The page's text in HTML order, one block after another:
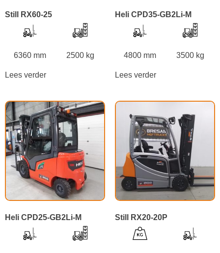
Still RX60-25
6360 mm 2500 kg
Lees verder
Heli CPD35-GB2Li-M
4800 mm 3500 kg
Lees verder
Heli CPD25-GB2Li-M Still RX20-20P